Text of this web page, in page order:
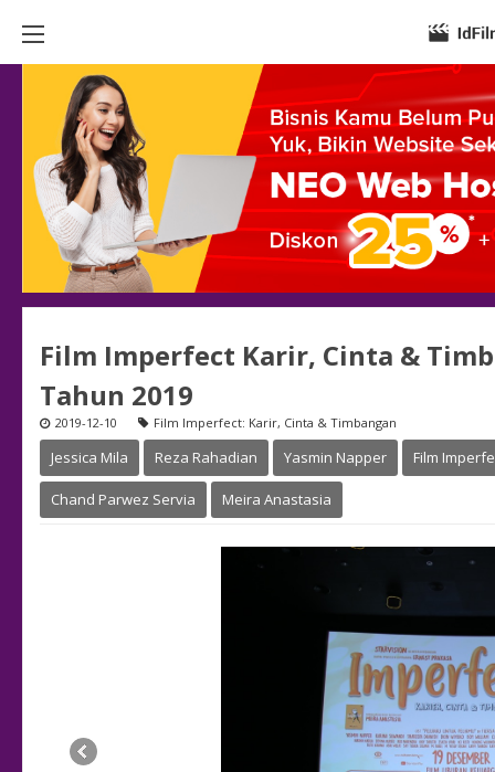
Film Imperfect Karir, Cinta &
Tahun 2019
2019-12-10 Film Imperfect: Karir, Cinta & Timbangan
Jessica Mila Reza Rahadian Yasmin Napper Film
Chand Parwez Servia Meira Anastasia